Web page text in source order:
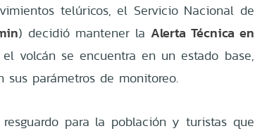
telúricos, el Servicio Nacional de
) decidió mantener la Alerta Técnica en
volcán se encuentra en un estado base,
sus parámetros de monitoreo.
para la población y turistas que